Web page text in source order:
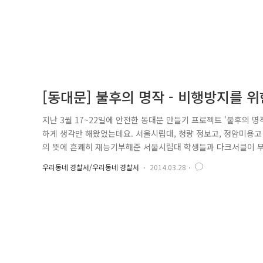
[동대문] 불후의 명작 - 비행방지를 위
지난 3월 17~22일에 안전한 동대문 만들기 프로젝트 '불후의
하게 생각만 해왔었는데요. 서울시립대, 청량 정보고, 정암미용
의 뜻에 흔쾌히 재능기부해준 서울시립대 학생들과 다크서클이
환경개선이 필요한 비행장소는 서울시립대 환경조각학과 교
꽃 필 곳! 사가정로 13가길(전농동) 선정!! 선정된 장소는 전일
우리동네 경찰서/우리동네 경찰서 2014.03.28